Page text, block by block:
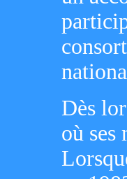
Dès
où ses